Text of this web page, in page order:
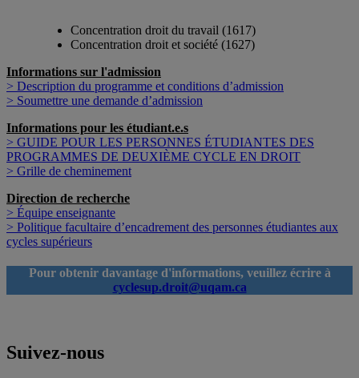
Concentration droit du travail (1617)
Concentration droit et société (1627)
Informations sur l'admission
> Description du programme et conditions d’admission
> Soumettre une demande d’admission
Informations pour les étudiant.e.s
> GUIDE POUR LES PERSONNES ÉTUDIANTES DES
PROGRAMMES DE DEUXIÈME CYCLE EN DROIT
> Grille de cheminement
Direction de recherche
> Équipe enseignante
> Politique facultaire d’encadrement des personnes étudiantes aux
cycles supérieurs
Pour obtenir davantage d'informations, veuillez écrire à
cyclesup.droit@uqam.ca
Suivez-nous